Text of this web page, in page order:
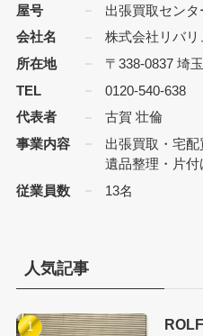
屋号
出張買取センタ
会社名
株式会社リバリ
所在地
〒338-0837 埼
TEL
0120-540-638
代表者
古賀 壮倫
事業内容
出張買取・宅配
遺品整理・片付
従業員数
13名
人気記事